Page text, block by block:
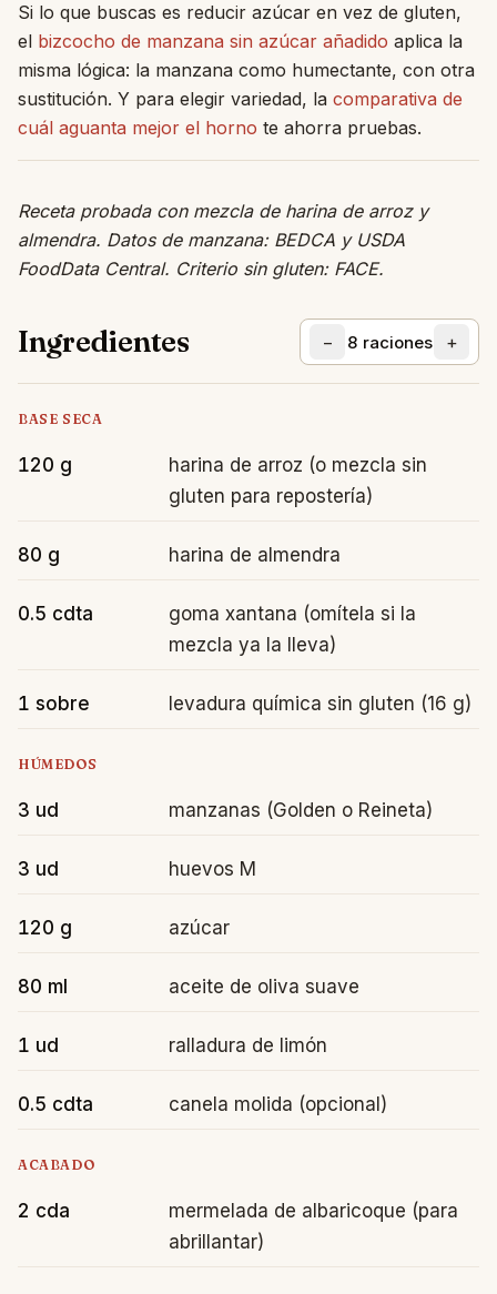
Si lo que buscas es reducir azúcar en vez de gluten,
el bizcocho de manzana sin azúcar añadido aplica la
misma lógica: la manzana como humectante, con otra
sustitución. Y para elegir variedad, la comparativa de
cuál aguanta mejor el horno te ahorra pruebas.
Receta probada con mezcla de harina de arroz y
almendra. Datos de manzana: BEDCA y USDA
FoodData Central. Criterio sin gluten: FACE.
Ingredientes − 8 raciones +
BASE SECA
120 g
harina de arroz (o mezcla sin
gluten para repostería)
80 g harina de almendra
0.5 cdta
goma xantana (omítela si la
mezcla ya la lleva)
1 sobre levadura química sin gluten (16 g)
HÚMEDOS
3 ud manzanas (Golden o Reineta)
3 ud huevos M
120 g azúcar
80 ml aceite de oliva suave
1 ud ralladura de limón
0.5 cdta canela molida (opcional)
ACABADO
2 cda
mermelada de albaricoque (para
abrillantar)